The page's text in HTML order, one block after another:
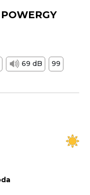
69 dB
99